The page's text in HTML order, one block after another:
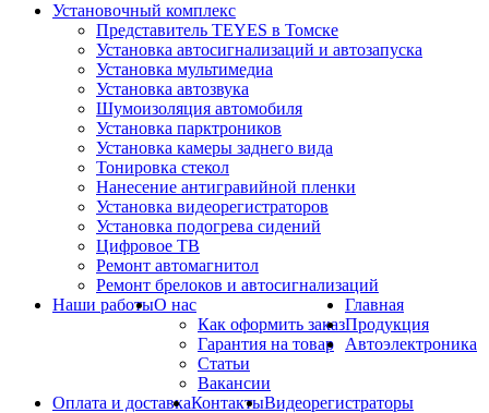
Установочный комплекс
Представитель TEYES в Томске
Установка автосигнализаций и автозапуска
Установка мультимедиа
Установка автозвука
Шумоизоляция автомобиля
Установка парктроников
Установка камеры заднего вида
Тонировка стекол
Нанесение антигравийной пленки
Установка видеорегистраторов
Установка подогрева сидений
Цифровое ТВ
Ремонт автомагнитол
Ремонт брелоков и автосигнализаций
Наши работыО нас
Как оформить заказ
Гарантия на товар
Статьи
Вакансии
Оплата и доставкаКонтакты
Главная
Продукция
Автоэлектроника
Видеорегистраторы